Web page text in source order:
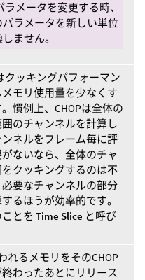
ラメータを変更する時、
ラメータを新しい単位
ません。
クッキングパフォーマン
モリ使用量を少なくす
慣例上、CHOPは全体の
のチャンネルを計算し
ネルをフレーム毎に評
ないなら、全体のチャ
クッキングするのは不
要なチャンネルの部分
るほうが効率的です。
とを Time Slice と呼び
れるメモリをそのCHOP
わったあとにリリース